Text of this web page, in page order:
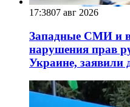
17:3807 авг 2026
Западные СМИ и
нарушения прав
Украине, заявили